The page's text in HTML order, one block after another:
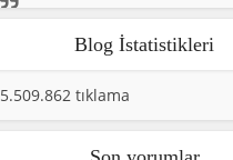
Blog İstatistikleri
5.509.862 tıklama